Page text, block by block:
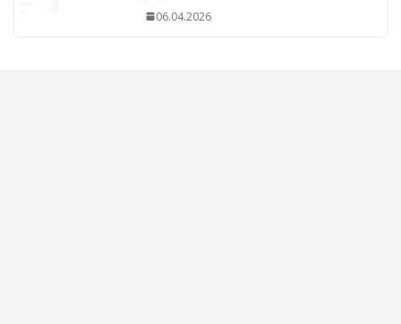
06.04.2026